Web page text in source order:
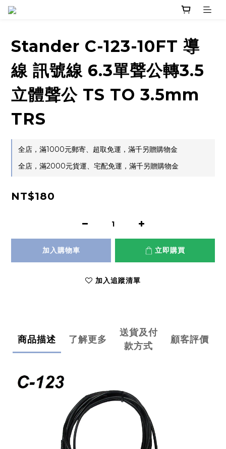
Stander C-123-10FT 導
線 訊號線 6.3單聲公轉3.5
立體聲公 TS TO 3.5mm
TRS
全店，滿1000元郵寄、超取免運，滿千另贈購物金
全店，滿2000元貨運、宅配免運，滿千另贈購物金
NT$180
加入購物車 立即購買
加入追蹤清單
商品描述 了解更多
送貨及付
款方式
顧客評價